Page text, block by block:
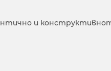
и